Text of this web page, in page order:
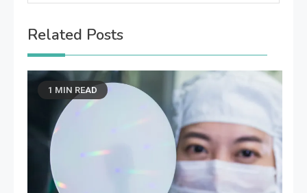
Related Posts
1 MIN READ